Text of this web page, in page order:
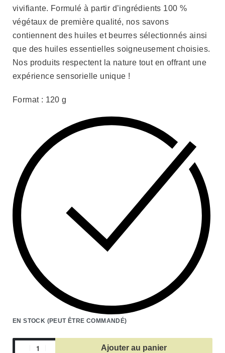
vivifiante. Formulé à partir d’ingrédients 100 %
végétaux de première qualité, nos savons
contiennent des huiles et beurres sélectionnés ainsi
que des huiles essentielles soigneusement choisies.
Nos produits respectent la nature tout en offrant une
expérience sensorielle unique !
Format : 120 g
EN STOCK (PEUT ÊTRE COMMANDÉ)
Ajouter au panier